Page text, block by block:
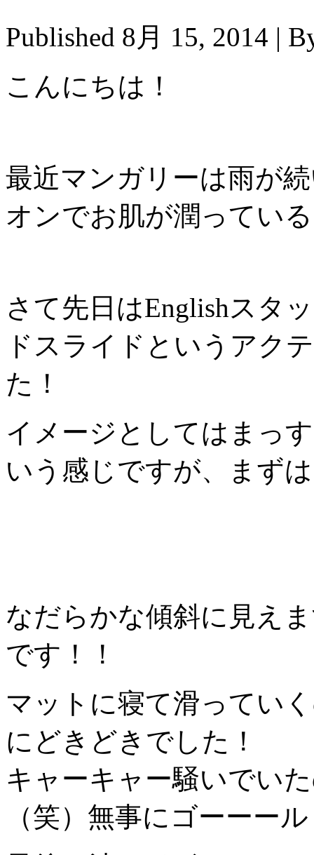
Published 8月 15, 2014 |
こんにちは！
最近マンガリーは雨が
オンでお肌が潤ってい
さて先日はEnglishスタ
ドスライドというアク
た！
イメージとしてはまっ
いう感じですが、まず
なだらかな傾斜に見え
です！！
マットに寝て滑ってい
にどきどきでした！
キャーキャー騒いでい
（笑）無事にゴーーー